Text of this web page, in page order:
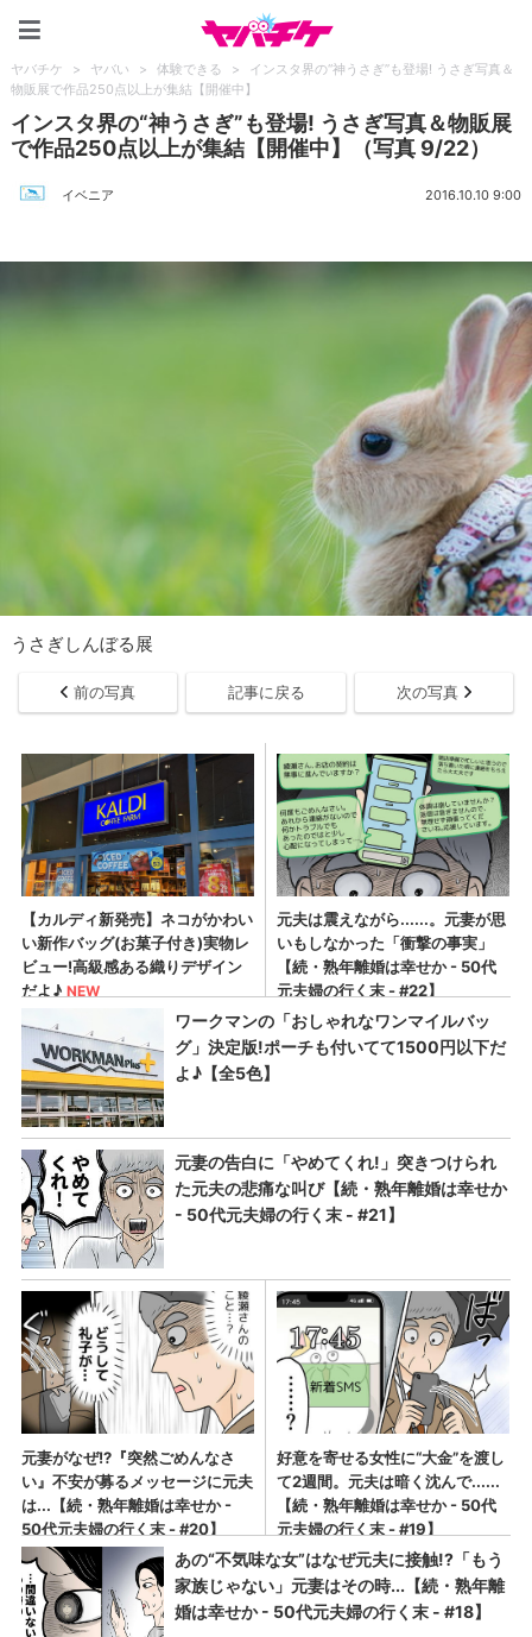
ヤバチケ > ヤバい > 体験できる >
インスタ界の“神うさぎ”も登場! うさぎ写真＆
物販展で作品250点以上が集結【開催中】
インスタ界の“神うさぎ”も登場! うさぎ写真＆物販展
で作品250点以上が集結【開催中】（写真 9/22）
イベニア 2016.10.10 9:00
うさぎしんぼる展
前の写真 記事に戻る 次の写真